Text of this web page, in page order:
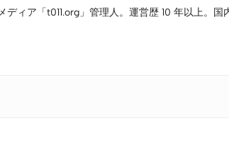
ィア「t011.org」管理人。運営歴 10 年以上。